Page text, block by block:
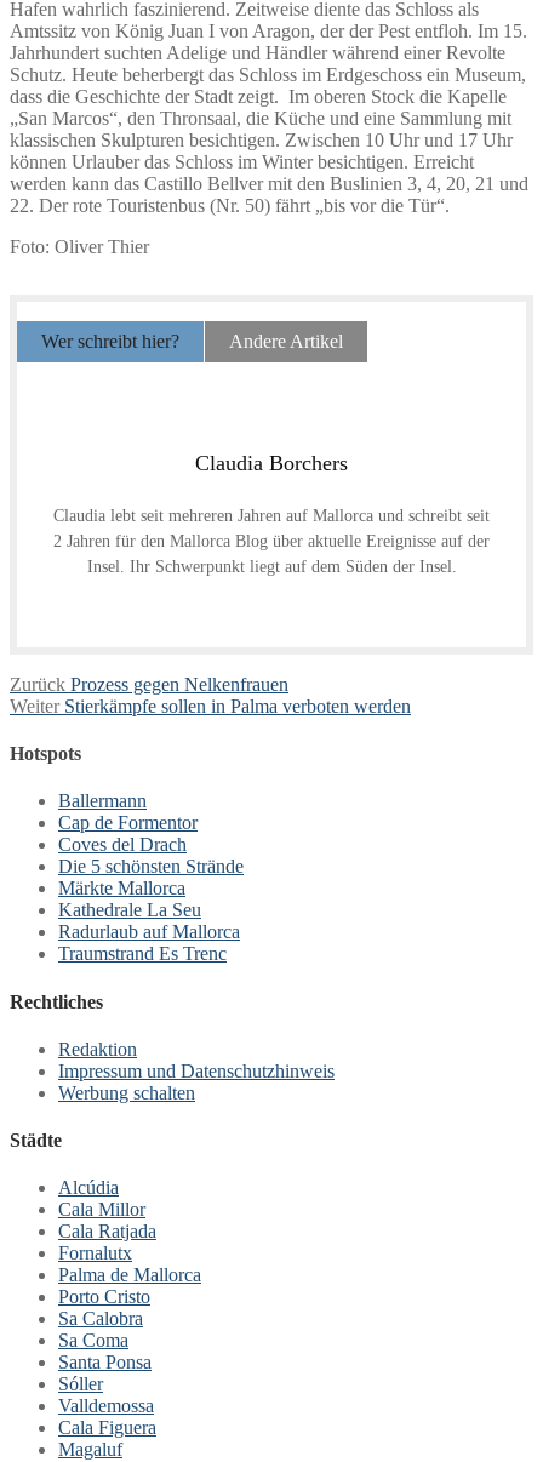
Hafen wahrlich faszinierend. Zeitweise diente das Schloss als
Amtssitz von König Juan I von Aragon, der der Pest entfloh. Im 15.
Jahrhundert suchten Adelige und Händler während einer Revolte
Schutz. Heute beherbergt das Schloss im Erdgeschoss ein Museum,
dass die Geschichte der Stadt zeigt. Im oberen Stock die Kapelle
„San Marcos“, den Thronsaal, die Küche und eine Sammlung mit
klassischen Skulpturen besichtigen. Zwischen 10 Uhr und 17 Uhr
können Urlauber das Schloss im Winter besichtigen. Erreicht
werden kann das Castillo Bellver mit den Buslinien 3, 4, 20, 21 und
22. Der rote Touristenbus (Nr. 50) fährt „bis vor die Tür“.
Foto: Oliver Thier
Wer schreibt hier? Andere Artikel
Claudia Borchers
Claudia lebt seit mehreren Jahren auf Mallorca und schreibt seit
2 Jahren für den Mallorca Blog über aktuelle Ereignisse auf der
Insel. Ihr Schwerpunkt liegt auf dem Süden der Insel.
Beitragsnavigation
Zurück Vorheriger
Beitrag:
Prozess gegen Nelkenfrauen
Weiter Nächster
Stierkämpfe sollen in Palma verboten werden
Hotspots
Ballermann
Cap de Formentor
Coves del Drach
Die 5 schönsten Strände
Märkte Mallorca
Kathedrale La Seu
Radurlaub auf Mallorca
Traumstrand Es Trenc
Rechtliches
Redaktion
Impressum und Datenschutzhinweis
Werbung schalten
Städte
Alcúdia
Cala Millor
Cala Ratjada
Fornalutx
Palma de Mallorca
Porto Cristo
Sa Calobra
Sa Coma
Santa Ponsa
Sóller
Valldemossa
Cala Figuera
Magaluf